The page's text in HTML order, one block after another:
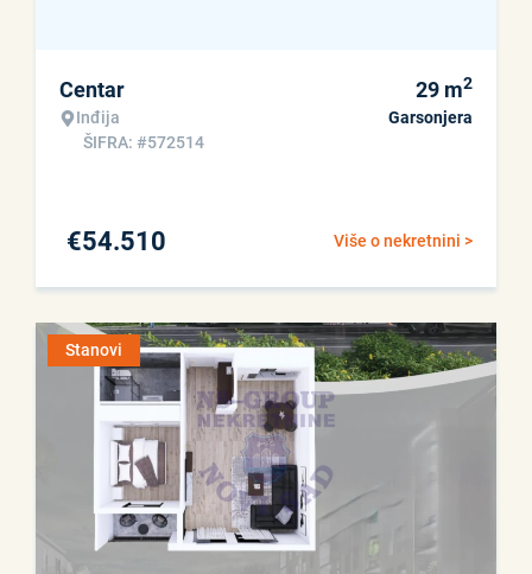
Centar
Inđija
ŠIFRA: #572514
29 m2
Garsonjera
Više o nekretnini >
€54.510
Stanovi